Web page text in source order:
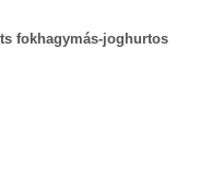
fokhagymás-joghurtos